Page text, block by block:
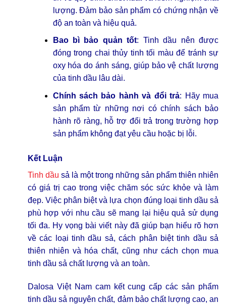
lượng. Đảm bảo sản phẩm có chứng nhận về
độ an toàn và hiệu quả.
Bao bì bảo quản tốt: Tinh dầu nên được
đóng trong chai thủy tinh tối màu để tránh sự
oxy hóa do ánh sáng, giúp bảo vệ chất lượng
của tinh dầu lâu dài.
Chính sách bảo hành và đổi trả: Hãy mua
sản phẩm từ những nơi có chính sách bảo
hành rõ ràng, hỗ trợ đổi trả trong trường hợp
sản phẩm không đạt yêu cầu hoặc bị lỗi.
Kết Luận
Tinh dầu sả là một trong những sản phẩm thiên nhiên
có giá trị cao trong việc chăm sóc sức khỏe và làm
đẹp. Việc phân biệt và lựa chọn đúng loại tinh dầu sả
phù hợp với nhu cầu sẽ mang lại hiệu quả sử dụng
tối đa. Hy vọng bài viết này đã giúp bạn hiểu rõ hơn
về các loại tinh dầu sả, cách phân biệt tinh dầu sả
thiên nhiên và hóa chất, cũng như cách chọn mua
tinh dầu sả chất lượng và an toàn.
Dalosa Việt Nam cam kết cung cấp các sản phẩm
tinh dầu sả nguyên chất, đảm bảo chất lượng cao, an